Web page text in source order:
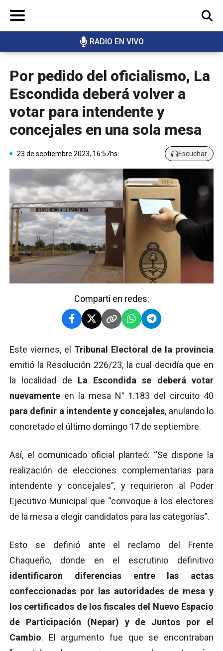
RADIO EN VIVO
BUSCAR
Por pedido del oficialismo, La
Escondida deberá volver a
votar para intendente y
concejales en una sola mesa
23 de septiembre 2023, 16:57hs Escuchar
Compartí en redes:
Este viernes, el Tribunal Electoral de la provincia
emitió la Resolución 226/23, la cual decidía que en
la localidad de La Escondida se deberá votar
nuevamente en la mesa N° 1.183 del circuito 40
para definir a intendente y concejales, anulando lo
concretado el último domingo 17 de septiembre.
Así, el comunicado oficial planteó: ‘‘Se dispone la
realización de elecciones complementarias para
intendente y concejales”, y requirieron al Poder
Ejecutivo Municipal que “convoque a los electores
de la mesa a elegir candidatos para las categorías”.
Esto se definió ante el reclamo del Frente
Chaqueño, donde en el escrutinio definitivo
identificaron diferencias entre las actas
confeccionadas por las autoridades de mesa y
los certificados de los fiscales del Nuevo Espacio
de Participación (Nepar) y de Juntos por el
Cambio. El argumento fue que se encontraban